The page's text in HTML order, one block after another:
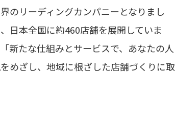
のリーディングカンパニーとなりまし
日本全国に約460店舗を展開していま
新たな仕組みとサービスで、あなたの人
めざし、地域に根ざした店舗づくりに取